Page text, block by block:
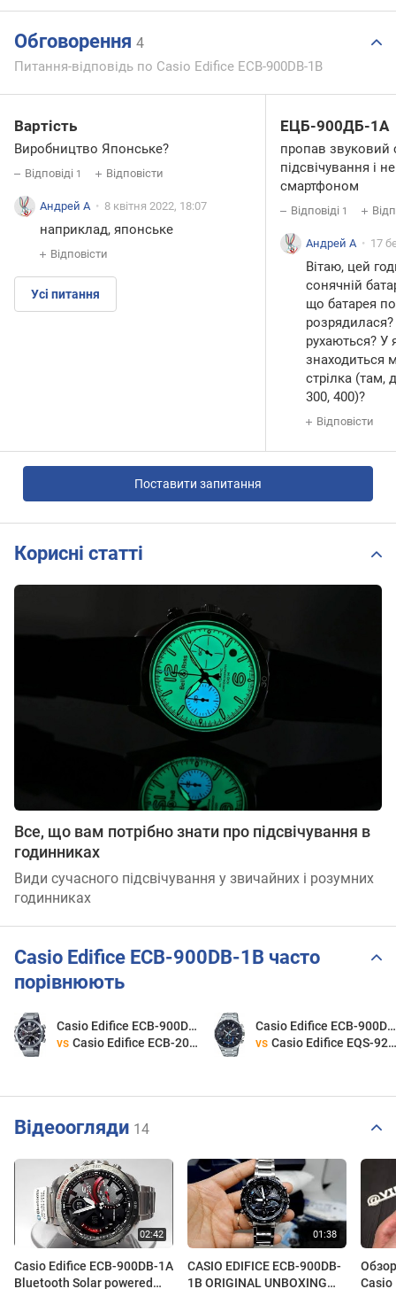
Обговорення 4
Питання-відповідь по Casio Edifice ECB-900DB-1B
Вартість
Виробництво Японське?
Відповіді 1 Відповісти
Андрей А 8 квітня 2022, 18:07
наприклад, японське
Відповісти
Усі питання
ЕЦБ-900ДБ-1А
пропав звуковий
підсвічування і
смартфоном
Відповіді 1
Андрей А 17
Вітаю, цей
сонячній
що батарея
розрядилася?
рухаються? У
знаходиться
стрілка (там,
300, 400)?
Відповісти
Поставити запитання
Корисні статті
Все, що вам потрібно знати про підсвічування в
годинниках
Види сучасного підсвічування у звичайних і розумних
годинниках
Casio Edifice ECB-900DB-1B часто
порівнюють
Casio Edifice ECB-900DB-1B
vs Casio Edifice ECB-2000D-1A
Casio Edifice ECB-900DB-1B
vs Casio Edifice EQS-920DB-1B
Відеоогляди 14
Casio Edifice ECB-900DB-1A
Bluetooth Solar powered
CASIO EDIFICE ECB-900DB-
1B ORIGINAL UNBOXING
Casio